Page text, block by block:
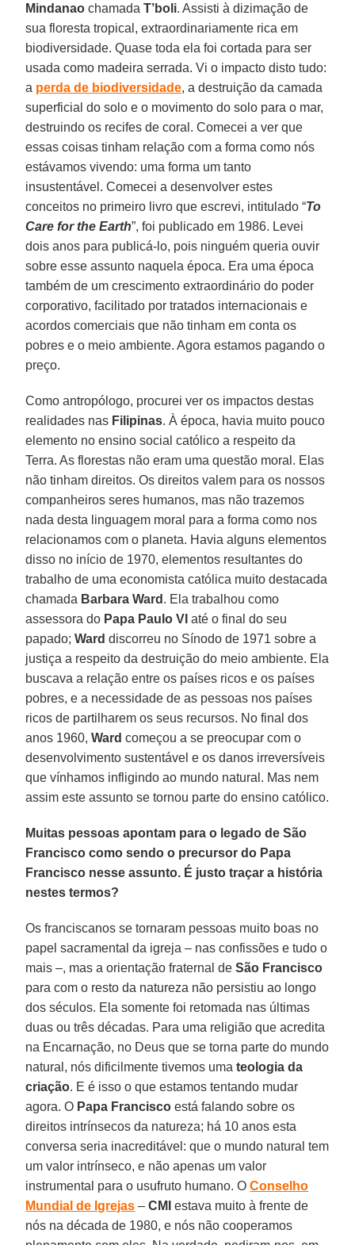
Mindanao chamadaT’boli. Assisti à dizimação de
sua floresta tropical, extraordinariamente rica em
biodiversidade. Quase toda ela foi cortada para ser
usada como madeira serrada. Vi o impacto disto tudo:
a perda de biodiversidade, a destruição da camada
superficial do solo e o movimento do solo para o mar,
destruindo os recifes de coral. Comecei a ver que
essas coisas tinham relação com a forma como nós
estávamos vivendo: uma forma um tanto
insustentável. Comecei a desenvolver estes
conceitos no primeiro livro que escrevi, intitulado “To
Care for the Earth”, foi publicado em 1986. Levei
dois anos para publicá-lo, pois ninguém queria ouvir
sobre esse assunto naquela época. Era uma época
também de um crescimento extraordinário do poder
corporativo, facilitado por tratados internacionais e
acordos comerciais que não tinham em conta os
pobres e o meio ambiente. Agora estamos pagando o
preço.
Como antropólogo, procurei ver os impactos destas
realidades nas Filipinas. À época, havia muito pouco
elemento no ensino social católico a respeito da
Terra. As florestas não eram uma questão moral. Elas
não tinham direitos. Os direitos valem para os nossos
companheiros seres humanos, mas não trazemos
nada desta linguagem moral para a forma como nos
relacionamos com o planeta. Havia alguns elementos
disso no início de 1970, elementos resultantes do
trabalho de uma economista católica muito destacada
chamada Barbara Ward . Ela trabalhou como
assessora do Papa Paulo VI até o final do seu
papado;Ward discorreu no Sínodo de 1971 sobre a
justiça a respeito da destruição do meio ambiente. Ela
buscava a relação entre os países ricos e os países
pobres, e a necessidade de as pessoas nos países
ricos de partilharem os seus recursos. No final dos
anos 1960,Ward começou a se preocupar com o
desenvolvimento sustentável e os danos irreversíveis
que vínhamos infligindo ao mundo natural. Mas nem
assim este assunto se tornou parte do ensino católico.
Muitas pessoas apontam para o legado de São
Francisco como sendo o precursor do Papa
Francisco nesse assunto. É justo traçar a história
nestes termos?
Os franciscanos se tornaram pessoas muito boas no
papel sacramental da igreja – nas confissões e tudo o
mais –, mas a orientação fraternal deSão Francisco
para com o resto da natureza não persistiu ao longo
dos séculos. Ela somente foi retomada nas últimas
duas ou três décadas. Para uma religião que acredita
na Encarnação, no Deus que se torna parte do mundo
natural, nós dificilmente tivemos umateologia da
criação. E é isso o que estamos tentando mudar
agora. O Papa Francisco está falando sobre os
direitos intrínsecos da natureza; há 10 anos esta
conversa seria inacreditável: que o mundo natural tem
um valor intrínseco, e não apenas um valor
instrumental para o usufruto humano. OConselho
Mundial de Igrejas –CMI estava muito à frente de
nós na década de 1980, e nós não cooperamos